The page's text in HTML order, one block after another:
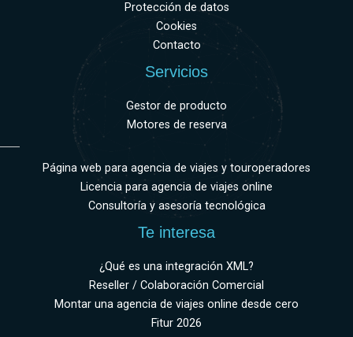
Protección de datos
Cookies
Contacto
Servicios
Gestor de producto
Motores de reserva
Página web para agencia de viajes y touroperadores
Licencia para agencia de viajes online
Consultoría y asesoría tecnológica
Te interesa
¿Qué es una integración XML?
Reseller / Colaboración Comercial
Montar una agencia de viajes online desde cero
Fitur 2026